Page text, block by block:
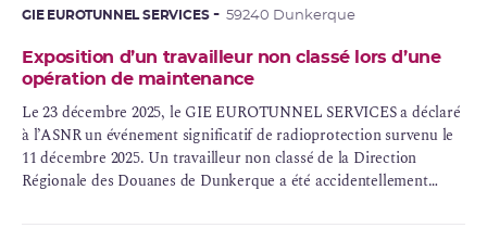
GIE EUROTUNNEL SERVICES 59240 Dunkerque
Exposition d’un travailleur non classé lors d’une
opération de maintenance
Le 23 décembre 2025, le GIE EUROTUNNEL SERVICES a déclaré
à l’ASNR un événement significatif de radioprotection survenu le
11 décembre 2025. Un travailleur non classé de la Direction
Régionale des Douanes de Dunkerque a été accidentellement